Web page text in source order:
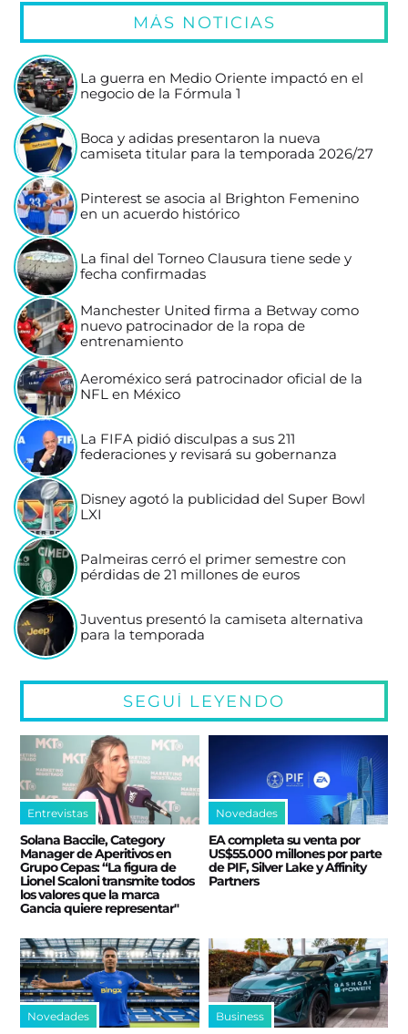
MÁS NOTICIAS
La guerra en Medio Oriente impactó en el
negocio de la Fórmula 1
Boca y adidas presentaron la nueva
camiseta titular para la temporada 2026/27
Pinterest se asocia al Brighton Femenino
en un acuerdo histórico
La final del Torneo Clausura tiene sede y
fecha confirmadas
Manchester United firma a Betway como
nuevo patrocinador de la ropa de
entrenamiento
Aeroméxico será patrocinador oficial de la
NFL en México
La FIFA pidió disculpas a sus 211
federaciones y revisará su gobernanza
Disney agotó la publicidad del Super Bowl
LXI
Palmeiras cerró el primer semestre con
pérdidas de 21 millones de euros
Juventus presentó la camiseta alternativa
para la temporada
SEGUÍ LEYENDO
Entrevistas
Solana Baccile, Category
Manager de Aperitivos en
Grupo Cepas: “La figura de
Lionel Scaloni transmite todos
los valores que la marca
Gancia quiere representar"
Novedades
EA completa su venta por
US$55.000 millones por parte
de PIF, Silver Lake y Affinity
Partners
Novedades Business